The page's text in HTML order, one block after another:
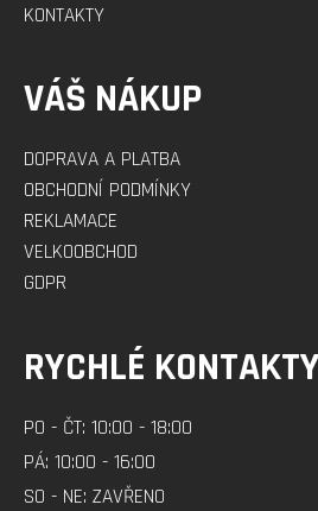
KONTAKTY
VÁŠ NÁKUP
DOPRAVA A PLATBA
OBCHODNÍ PODMÍNKY
REKLAMACE
VELKOOBCHOD
GDPR
RYCHLÉ
PO - ČT: 10:00 - 18:00
PÁ: 10:00 - 16:00
SO - NE: ZAVŘENO